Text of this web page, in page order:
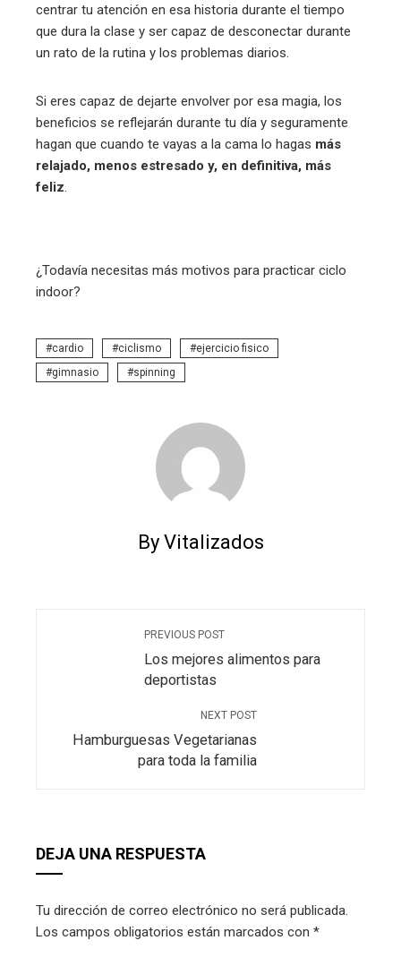
centrar tu atención en esa historia durante el tiempo
que dura la clase y ser capaz de desconectar durante
un rato de la rutina y los problemas diarios.
Si eres capaz de dejarte envolver por esa magia, los
beneficios se reflejarán durante tu día y seguramente
hagan que cuando te vayas a la cama lo hagas más
relajado, menos estresado y, en definitiva, más
feliz.
¿Todavía necesitas más motivos para practicar ciclo
indoor?
cardio ciclismo
ejercicio fisico
gimnasio
spinning
By Vitalizados
PREVIOUS POST
Los mejores alimentos para
deportistas
NEXT POST
Hamburguesas Vegetarianas
para toda la familia
DEJA UNA RESPUESTA
Tu dirección de correo electrónico no será publicada.
Los campos obligatorios están marcados con *